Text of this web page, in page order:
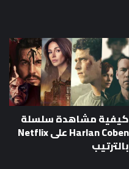
كيفية مشاهدة سلسلة
Harlan Coben على Netflix
بالترتيب